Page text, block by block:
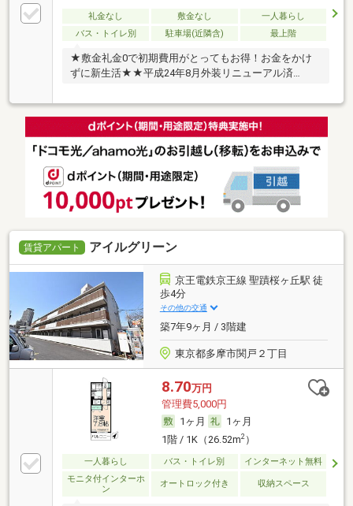
礼金なし 敷金なし
一人暮らし
バス・トイレ別
駐車場(近隣含) 最上階
★敷金礼金0で初期費用がとってもお得！お金をかけ
ずに新生活★★平成24年8月外装リニューアル済
賃貸アパート アイルグリーン
京王電鉄京王線 聖蹟桜ヶ丘駅 徒
歩4分
その他の交通
築7年9ヶ月 / 3階建
東京都多摩市関戸２丁目
8.70万円
管理費5,000円
1ヶ月
1ヶ月
1階 / 1K（26.52m2）
一人暮らし バス・トイレ別
インターネット無料
モニタ付インターホ
ン
オートロック付き 収納スペース